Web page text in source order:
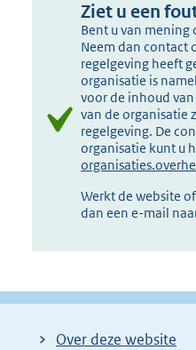
Ziet u een
Bent u van mening
Neem dan contact
regelgeving heeft
organisatie is
voor de inhoud
van de organisatie
regelgeving. De
organisatie kunt u
Werkt de website
dan een e-mail
Over deze website